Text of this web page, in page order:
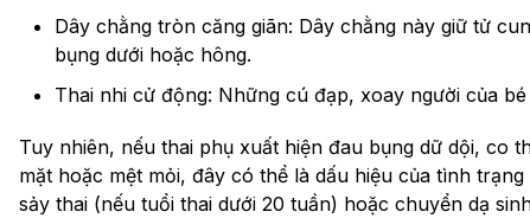
Dây chằng tròn căng giãn: Dây chằng này giữ tử
bụng dưới hoặc hông.
Thai nhi cử động: Những cú đạp, xoay người của
Tuy nhiên, nếu thai phụ xuất hiện đau bụng dữ dội, co
mặt hoặc mệt mỏi, đây có thể là dấu hiệu của tình
sảy thai (nếu tuổi thai dưới 20 tuần) hoặc chuyển dạ